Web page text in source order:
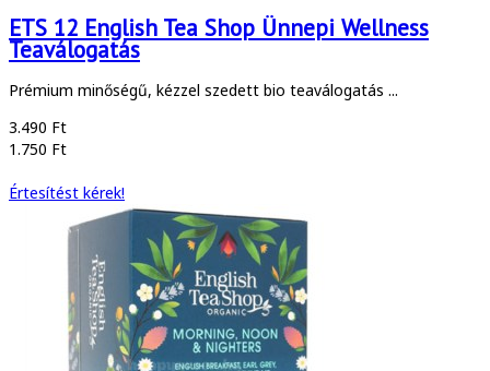
ETS 12 English Tea Shop Ünnepi Wellness
Teaválogatás
Prémium minőségű, kézzel szedett bio teaválogatás ...
3.490 Ft
1.750 Ft
Értesítést kérek!